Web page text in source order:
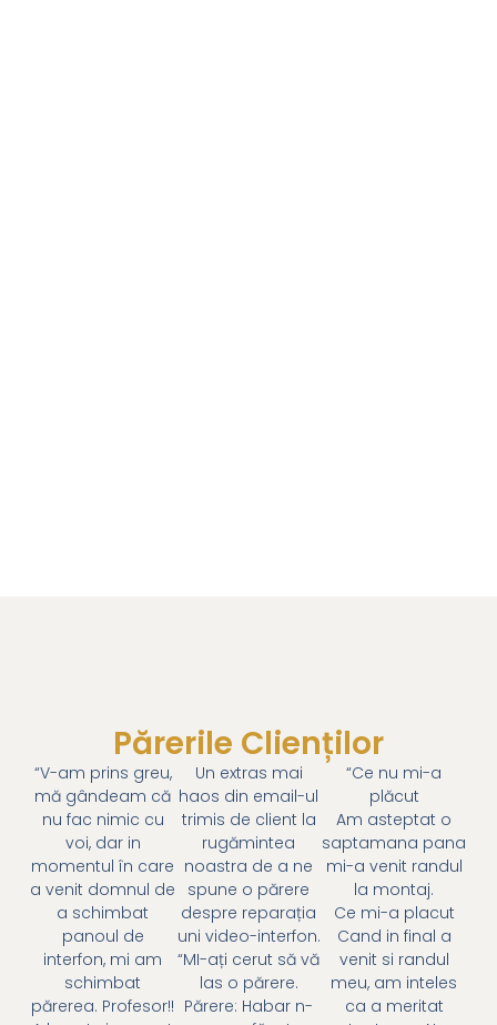
Părerile Clienților
“V-am prins greu,
mă gândeam că
nu fac nimic cu
voi, dar in
momentul în care
a venit domnul de
a schimbat
panoul de
interfon, mi am
schimbat
părerea. Profesor!!
Un extras mai
haos din email-ul
trimis de client la
rugămintea
noastra de a ne
spune o părere
despre reparația
uni video-interfon.
“MI-ați cerut să vă
las o părere.
Părere: Habar n-
“Ce nu mi-a
plăcut
Am asteptat o
saptamana pana
mi-a venit randul
la montaj.
Ce mi-a placut
Cand in final a
venit si randul
meu, am inteles
ca a meritat